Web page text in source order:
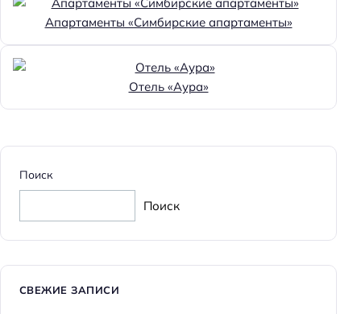
Апартаменты «Симбирские апартаменты»
Отель «Аура»
Поиск
Поиск
СВЕЖИЕ ЗАПИСИ